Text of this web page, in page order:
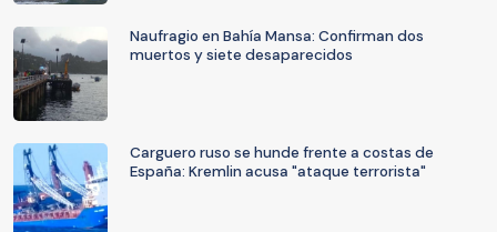
Naufragio en Bahía Mansa: Confirman dos
muertos y siete desaparecidos
Carguero ruso se hunde frente a costas de
España: Kremlin acusa "ataque terrorista"